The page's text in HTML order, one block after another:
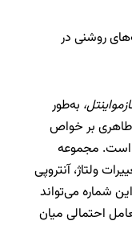
روشنی در
به‌طور
بر خواص
است. مجموعه
ولتاژ، آنتروپی
شماره می‌تواند
احتمالی میان